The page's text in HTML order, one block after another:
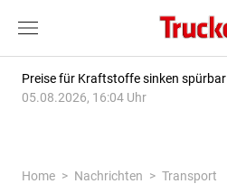
Preise für Kraftstoffe sinken spürbar
05.08.2026, 16:04 Uhr
Home Nachrichten
Transport